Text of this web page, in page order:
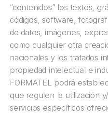
“contenidos” los textos,
códigos, software,
de datos, imágenes,
como cualquier otra
nacionales y los tratados
propiedad intelectual e
FORMATEL podrá
que regulen la utilización
servicios específicos